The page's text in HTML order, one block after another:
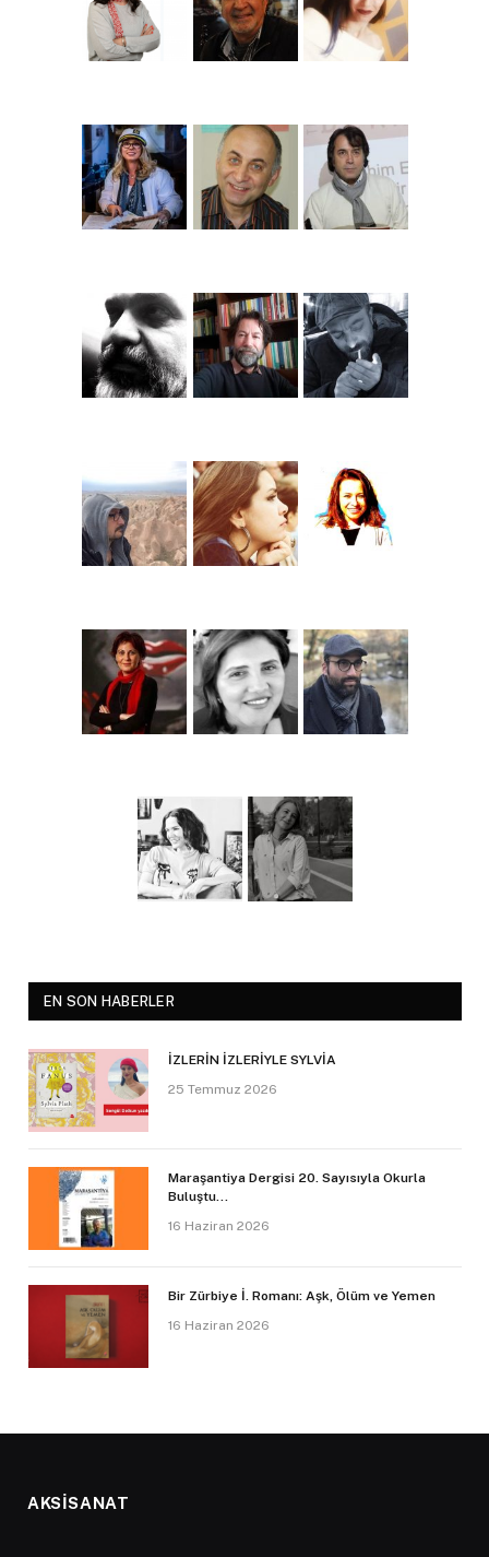
EN SON HABERLER
İZLERİN İZLERİYLE SYLVİA
25 Temmuz 2026
Maraşantiya Dergisi 20. Sayısıyla Okurla
Buluştu…
16 Haziran 2026
Bir Zürbiye İ. Romanı: Aşk, Ölüm ve Yemen
16 Haziran 2026
AKSİSANAT